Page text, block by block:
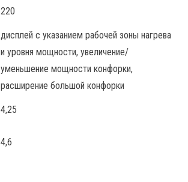
220
дисплей с указанием рабочей зоны нагрева
и уровня мощности, увеличение/
уменьшение мощности конфорки,
расширение большой конфорки
4,25
4,6